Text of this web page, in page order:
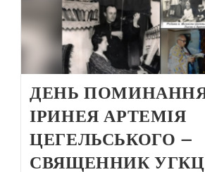
ДЕНЬ
ІРИНЕЯ АРТЕМІЯ
ЦЕГЕЛЬСЬКОГО –
СВЯЩЕННИК